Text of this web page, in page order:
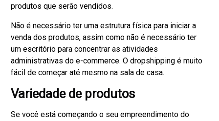
produtos que serão vendidos.
Não é necessário ter uma estrutura física para iniciar a
venda dos produtos, assim como não é necessário ter
um escritório para concentrar as atividades
administrativas do e-commerce. O dropshipping é muito
fácil de começar até mesmo na sala de casa.
Variedade de produtos
Se você está começando o seu empreendimento do